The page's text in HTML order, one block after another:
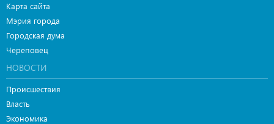
Карта сайта
Мэрия города
Городская дума
Череповец
НОВОСТИ
Происшествия
Власть
Экономика